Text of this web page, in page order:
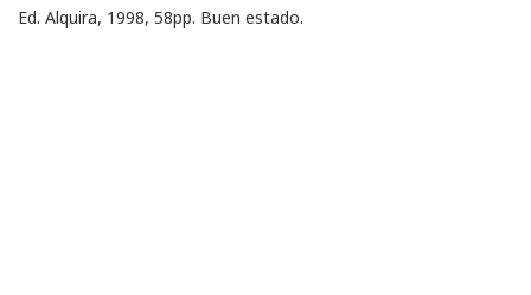
Ed. Alquira, 1998, 58pp. Buen estado.